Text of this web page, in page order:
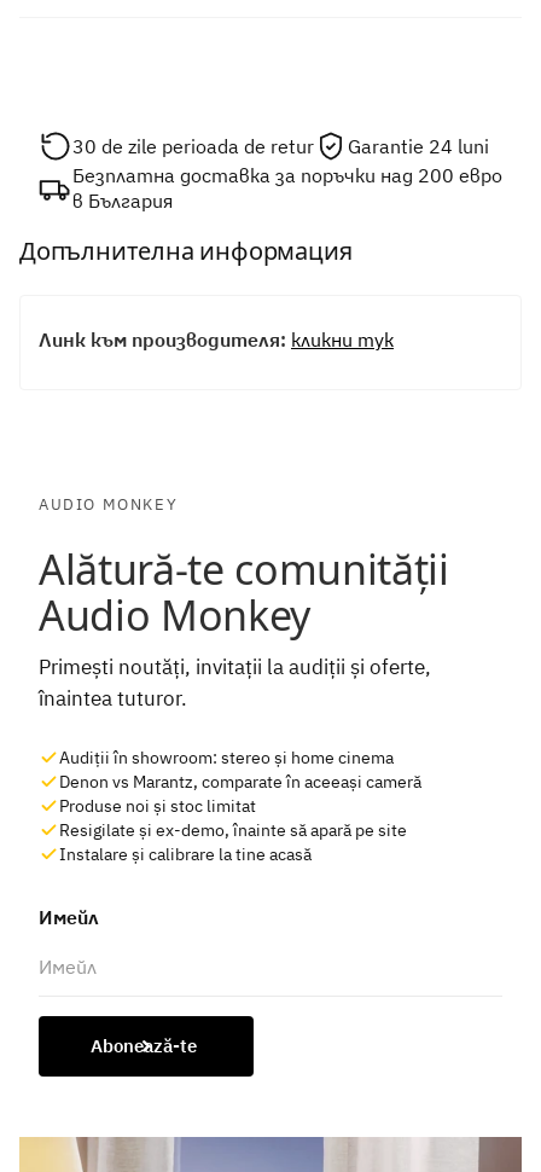
30 de zile perioada de retur
Garantie 24 luni
Безплатна доставка за поръчки над 200 евро
в България
Допълнителна информация
Линк към производителя: кликни тук
AUDIO MONKEY
Alătură-te comunității
Audio Monkey
Primești noutăți, invitații la audiții și oferte,
înaintea tuturor.
Audiții în showroom: stereo și home cinema
Denon vs Marantz, comparate în aceeași cameră
Produse noi și stoc limitat
Resigilate și ex-demo, înainte să apară pe site
Instalare și calibrare la tine acasă
Имейл
Abonează-te